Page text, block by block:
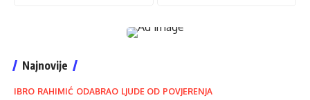
Najnovije
IBRO RAHIMIĆ ODABRAO LJUDE OD POVJERENJA